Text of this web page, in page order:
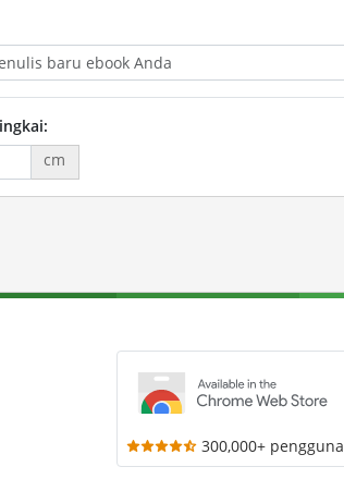
cm
300,000+ pengguna